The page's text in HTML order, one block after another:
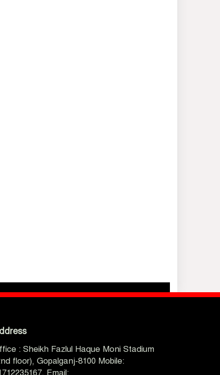
: Sheikh Fazlul Haque Moni Stadium
floor), Gopalganj-8100 Mobile:
Email: